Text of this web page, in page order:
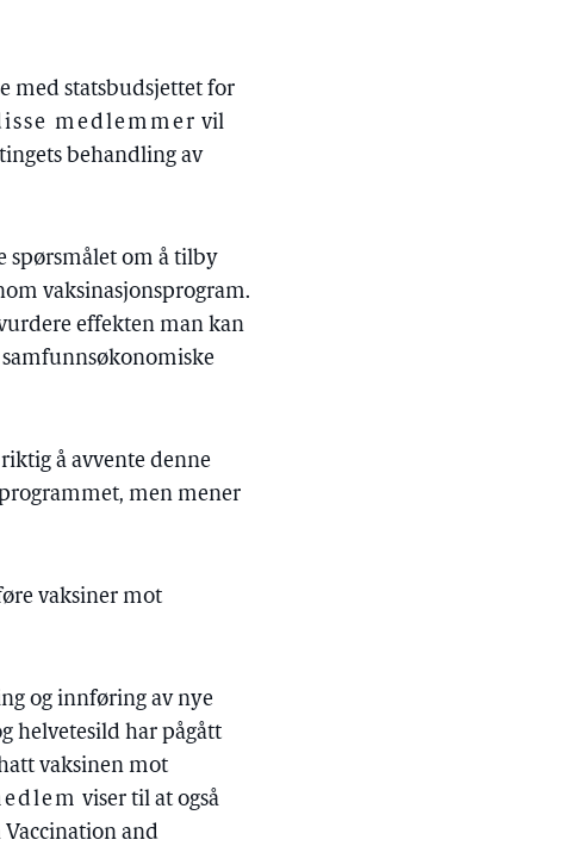
med statsbudsjettet for
medlemmer vil
behandling av
spørsmålet om å tilby
vaksinasjonsprogram.
effekten man kan
å avvente denne
men mener
vaksiner mot
og innføring av nye
helvetesild har pågått
vaksinen mot
viser til at også
and